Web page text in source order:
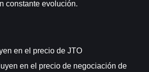
constante evolución.
en el precio de JTO
en el precio de negociación de